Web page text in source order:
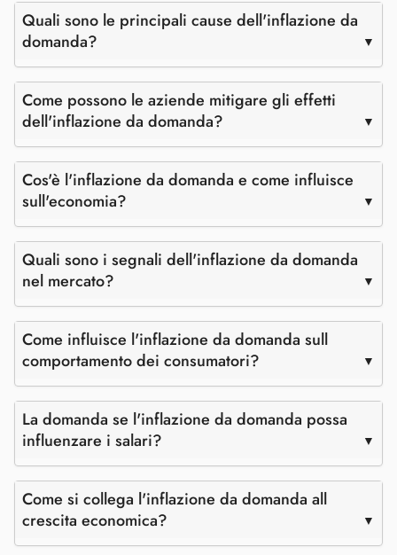
Quali sono le principali cause dell'inflazione da
domanda?
Come possono le aziende mitigare gli effetti
dell'inflazione da domanda?
Cos'è l'inflazione da domanda e come influisce
sull'economia?
Quali sono i segnali dell'inflazione da domanda
nel mercato?
Come influisce l'inflazione da domanda sull
comportamento dei consumatori?
La domanda se l'inflazione da domanda possa
influenzare i salari?
Come si collega l'inflazione da domanda all
crescita economica?